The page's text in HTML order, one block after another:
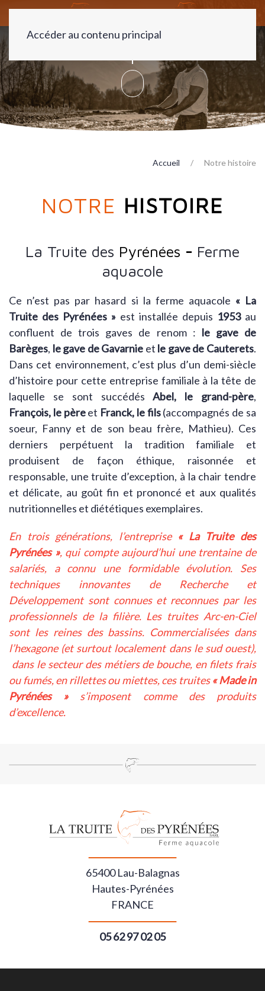
Accéder au contenu principal
Accueil Notre histoire
NOTRE HISTOIRE
La Truite des Pyrénées - Ferme
aquacole
Ce n’est pas par hasard si la ferme aquacole « La
Truite des Pyrénées » est installée depuis 1953au
confluent de trois gaves de renom : le gave de
Barèges, le gave de Gavarnie et le gave de Cauterets.
Dans cet environnement, c’est plus d’un demi-siècle
d’histoire pour cette entreprise familiale à la tête de
laquelle se sont succédésAbel, le grand-père,
François, le pèreet Franck, le fils(accompagnés de sa
soeur, Fanny et de son beau frère, Mathieu). Ces
derniers perpétuent la tradition familiale et
produisent de façon éthique, raisonnée et
responsable, une truite d’exception, à la chair tendre
et délicate, au goût fin et prononcé et aux qualités
nutritionnelles et diététiques exemplaires.
En trois générations, l’entreprise « La Truite des
Pyrénées », qui compte aujourd’hui une trentaine de
salariés, a connu une formidable évolution. Ses
techniques innovantes de Recherche et
Développement sont connues et reconnues par les
professionnels de la filière. Les truites Arc-en-Ciel
sont les reines des bassins. Commercialisées dans
l’hexagone (et surtout localement dans le sud ouest),
dans le secteur des métiers de bouche, en filets frais
ou fumés, en rillettes ou miettes, ces truites« Made in
Pyrénées »s’imposent comme des produits
d’excellence.
65400 Lau-Balagnas
Hautes-Pyrénées
FRANCE
05 62 97 02 05